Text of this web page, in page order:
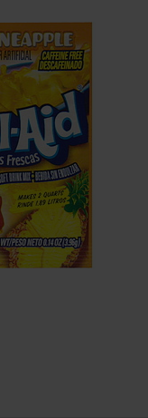
Sallos Mjuk Salted
26.90 kr